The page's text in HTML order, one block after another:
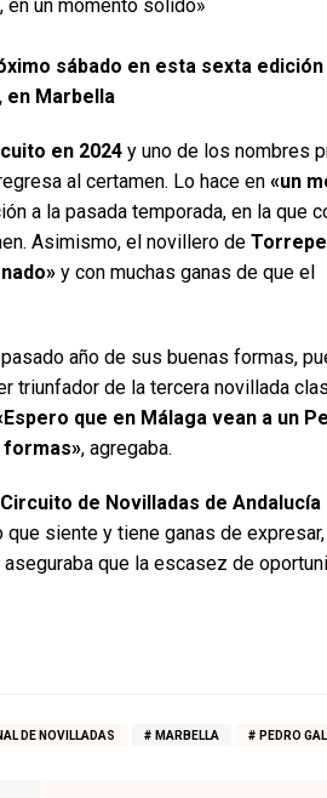
sábado en esta sexta edición
en Marbella
en 2024 y uno de los nombres
al certamen. Lo hace en «un
a la pasada temporada, en la que
Asimismo, el novillero de
y con muchas ganas de que el
año de sus buenas formas,
triunfador de la tercera novillada
que en Málaga vean a un
formas», agregaba.
Circuito de Novilladas de Andalucía
siente y tiene ganas de
que la escasez de
DE NOVILLADAS MARBELLA PEDRO